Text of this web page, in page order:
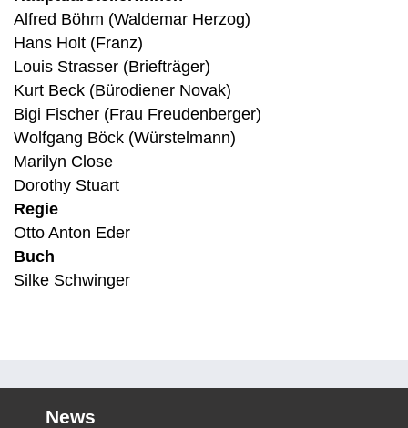
Alfred Böhm (Waldemar Herzog)
Hans Holt (Franz)
Louis Strasser (Briefträger)
Kurt Beck (Bürodiener Novak)
Bigi Fischer (Frau Freudenberger)
Wolfgang Böck (Würstelmann)
Marilyn Close
Dorothy Stuart
Regie
Otto Anton Eder
Buch
Silke Schwinger
News